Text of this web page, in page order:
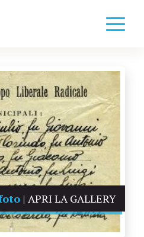
| APRI LA GALLERY